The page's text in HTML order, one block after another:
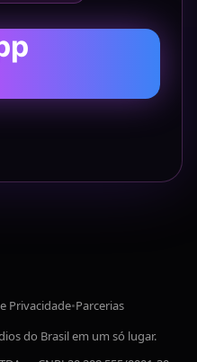
Privacidade•Parcerias
do Brasil em um só lugar.